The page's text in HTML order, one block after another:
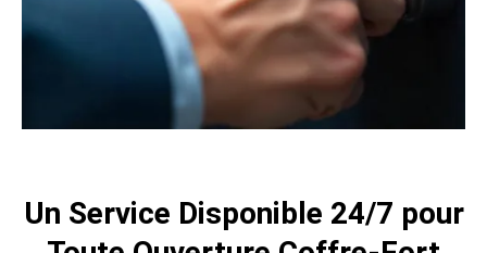
Un Service Disponible 24/7 pour